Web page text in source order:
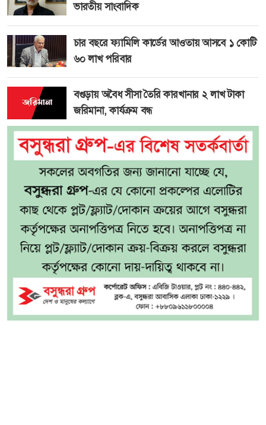
ভারতীয় সাংবাদিক
চার বছরে ফ্যামিলি কার্ডের আওতায় আসবে ১ কোটি
৬০ লাখ পরিবার
বগুড়ায় অবৈধ সীসা তৈরি কারখানার ২ লাখ টাকা
জরিমানা, কার্যক্রম বন্ধ